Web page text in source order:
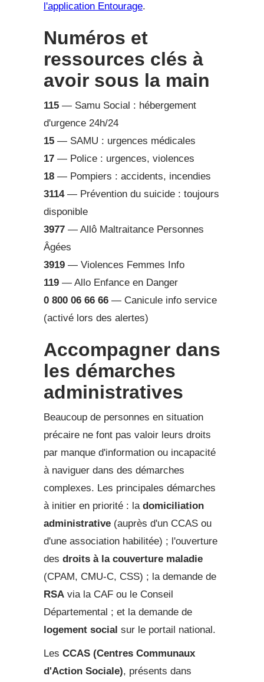
l'application Entourage.
Numéros et
ressources clés à
avoir sous la main
115 — Samu Social : hébergement
d'urgence 24h/24
15 — SAMU : urgences médicales
17 — Police : urgences, violences
18 — Pompiers : accidents, incendies
3114— Prévention du suicide : toujours
disponible
3977 — Allô Maltraitance Personnes
Âgées
3919 — Violences Femmes Info
119 — Allo Enfance en Danger
0 800 06 66 66 — Canicule info service
(activé lors des alertes)
Accompagner dans
les démarches
administratives
Beaucoup de personnes en situation
précaire ne font pas valoir leurs droits
par manque d'information ou incapacité
à naviguer dans des démarches
complexes. Les principales démarches
à initier en priorité : la domiciliation
administrative (auprès d'un CCAS ou
d'une association habilitée) ; l'ouverture
des droits à la couverture maladie
(CPAM, CMU-C, CSS) ; la demande de
RSA via la CAF ou le Conseil
Départemental ; et la demande de
logement social sur le portail national.
Les CCAS (Centres Communaux
d'Action Sociale), présents dans